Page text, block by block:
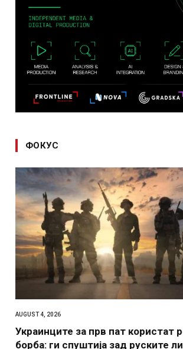
ФОКУС
AUGUST 4, 2026
Украинците за прв пат користат
борба: ги спуштија зад руските